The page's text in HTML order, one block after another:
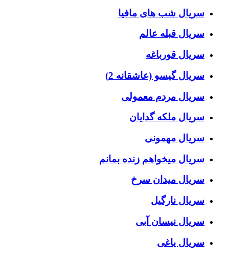
سریال شب های مافیا
سریال قبله عالم
سریال قورباغه
سریال گیسو (عاشقانه 2)
سریال مردم معمولی
سریال ملکه گدایان
سریال مهمونی
سریال میخواهم زنده بمانم
سریال میدان سرخ
سریال نارگیل
سریال نیسان آبی
سریال یاغی